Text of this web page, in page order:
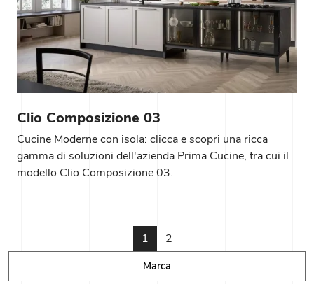
Clio Composizione 03
Cucine Moderne con isola: clicca e scopri una ricca
gamma di soluzioni dell'azienda Prima Cucine, tra cui il
modello Clio Composizione 03.
1 2
Marca